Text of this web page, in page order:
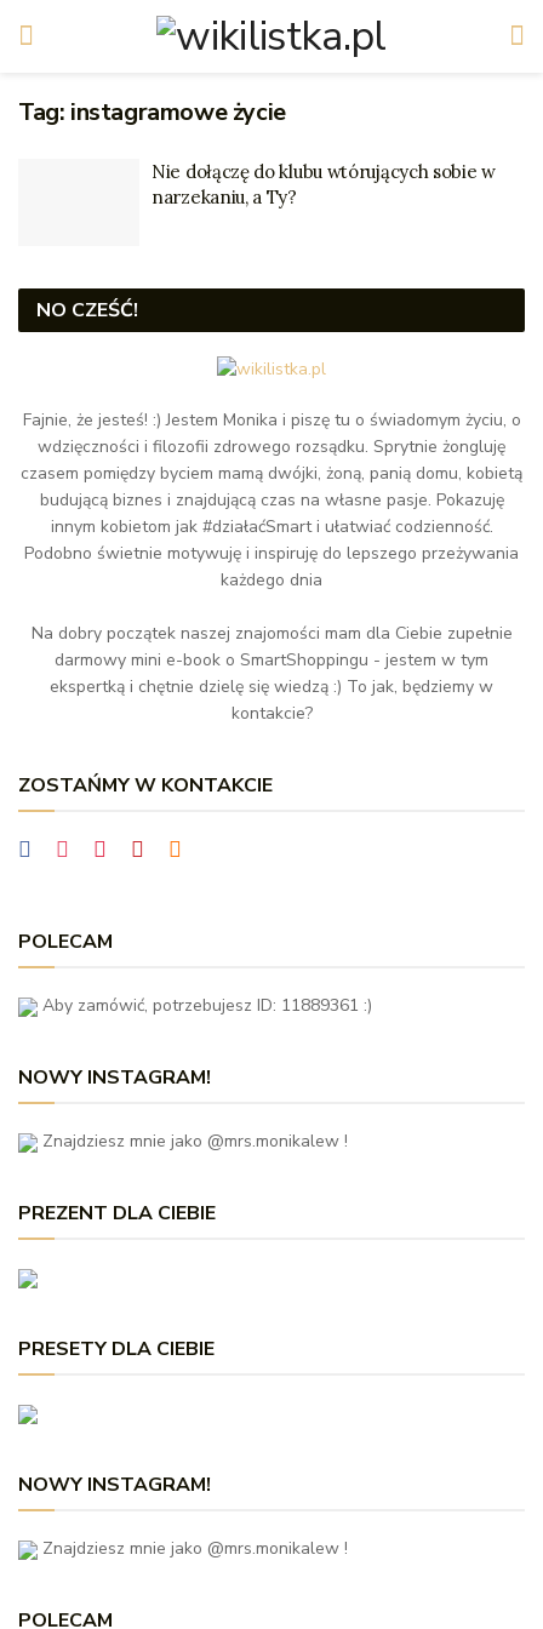
Tag: instagramowe życie
Nie dołączę do klubu wtórujących sobie w
narzekaniu, a Ty?
NO CZEŚĆ!
Fajnie, że jesteś! :) Jestem Monika i piszę tu o świadomym życiu, o
wdzięczności i filozofii zdrowego rozsądku. Sprytnie żongluję
czasem pomiędzy byciem mamą dwójki, żoną, panią domu, kobietą
budującą biznes i znajdującą czas na własne pasje. Pokazuję
innym kobietom jak #działaćSmart i ułatwiać codzienność.
Podobno świetnie motywuję i inspiruję do lepszego przeżywania
każdego dnia
Na dobry początek naszej znajomości mam dla Ciebie zupełnie
darmowy mini e-book o SmartShoppingu - jestem w tym
ekspertką i chętnie dzielę się wiedzą :) To jak, będziemy w
kontakcie?
ZOSTAŃMY W KONTAKCIE
POLECAM
Aby zamówić, potrzebujesz ID: 11889361 :)
NOWY INSTAGRAM!
Znajdziesz mnie jako @mrs.monikalew !
PREZENT DLA CIEBIE
PRESETY DLA CIEBIE
NOWY INSTAGRAM!
Znajdziesz mnie jako @mrs.monikalew !
POLECAM